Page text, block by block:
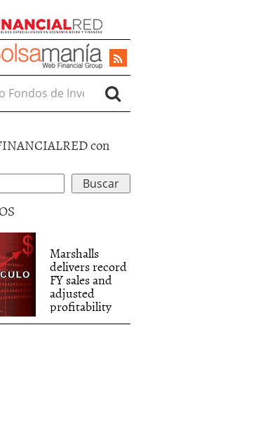
con
Marshalls
delivers record
FY sales and
adjusted
profitability